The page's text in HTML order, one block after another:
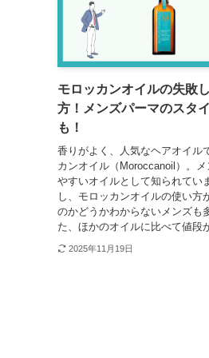
モロッカンオイルの失敗
方！メンズパーマのスタ
も！
香りがよく、人気なヘアオイル
カンオイル（Moroccanoil）。
やすいオイルとして知られてい
し、モロッカンオイルの使い方
のかどうかわからないメンズも
た、ほかのオイルに比べて値段
2025年11月19日